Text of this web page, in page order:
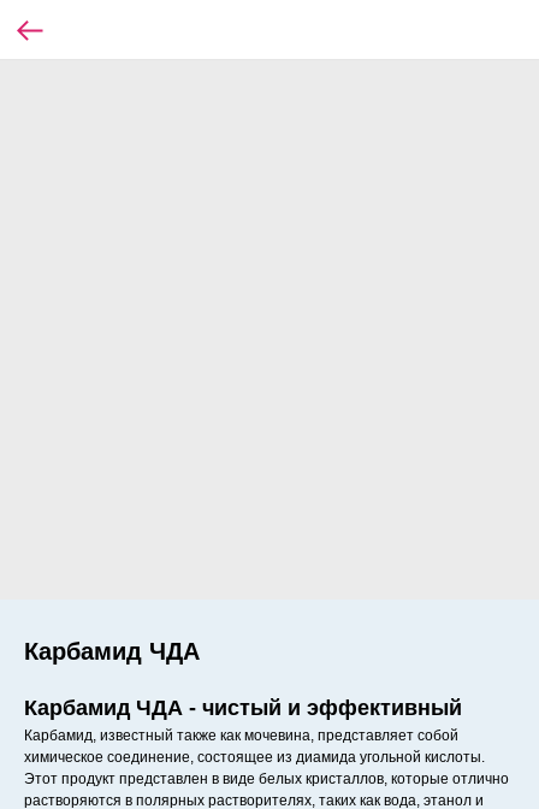
Карбамид ЧДА
Карбамид ЧДА - чистый и эффективный
Карбамид, известный также как мочевина, представляет собой
химическое соединение, состоящее из диамида угольной кислоты.
Этот продукт представлен в виде белых кристаллов, которые отлично
растворяются в полярных растворителях, таких как вода, этанол и